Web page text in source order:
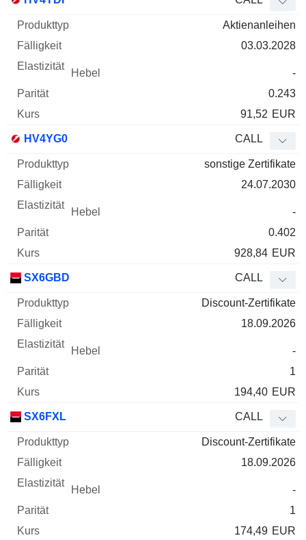
Aktienanleihen
03.03.2028
-
0.243
91,52 EUR
HV4YG0 CALL
sonstige Zertifikate
24.07.2030
-
0.402
928,84 EUR
SX6GBD CALL
Discount-Zertifikate
18.09.2026
-
1
194,40 EUR
SX6FXL CALL
Discount-Zertifikate
18.09.2026
-
1
174,49 EUR